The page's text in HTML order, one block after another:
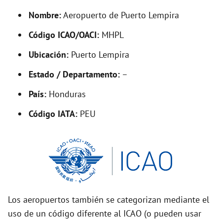
V
i
o
Nombre:Aeropuerto de Puerto Lempira
Código ICAO/OACI: MHPL
Ubicación: Puerto Lempira
Estado / Departamento: –
País: Honduras
Código IATA: PEU
Los aeropuertos también se categorizan mediante el
uso de un código diferente al ICAO (o pueden usar